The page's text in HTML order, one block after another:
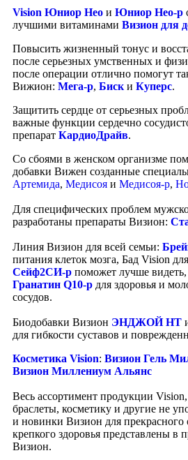
Vision Юниор Нео и Юниор Нео-р
лучшими витаминами Визион для
Повысить жизненный тонус и
после серьезных умственных и
после операции отлично помогут
Вижион: Мега-р, Биск и Куперс.
Защитить сердце от серьезных
важные функции сердечно
препарат КардиоДрайв.
Со сбоями в женском организме
добавки Вижен созданные
Артемида, Медисоя и Медисоя-р,
Для специфических проблем
разработаны препараты Визион:
Линия Визион для всей семьи:
питания клеток мозга, Бад Vision
Сейф2СИ-р поможет лучше
Гранатин Q10-р для здоровья и
сосудов.
Биодобавки Визион ЭНДЖОЙ НТ
для гибкости суставов и
Косметика Vision: Визион Гель
Визион Миллениум Альянс
Весь ассортимент продукции
браслеты, косметику и другие не
и новинки Визион для прекрасного
крепкого здоровья представлены в
Визион.